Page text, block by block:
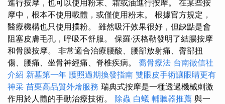
進行按摩，也可以使用粉末、霜或油進行按摩。 在某些按
摩中，根本不使用載體，或僅使用粉末。 根據官方規定，
醫療機構也只使用撲粉。 雖然吸汗效果很好，但缺點是會
阻塞皮膚毛孔，呼吸不舒服。 保羅·沃格勒發明了結腸按摩
和骨膜按摩。 非常適合治療腰酸、腰部放射痛、臀部扭
傷、腰痛、坐骨神經痛、脊椎疾病。 喬骨療法 台南徵信社
介紹 新墓第一年 護照過期換發指南 雙眼皮手術讓眼睛更有
神采 苗栗高品質外燴服務 瑞典式按摩是一種透過機械刺激
作用於人體的手動治療技術。 除蟲 白蟻 輔聽器推薦 與一